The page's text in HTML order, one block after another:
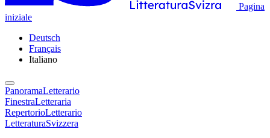
Pagina
iniziale
Deutsch
Français
Italiano
PanoramaLetterario
FinestraLetteraria
RepertorioLetterario
LetteraturaSvizzera